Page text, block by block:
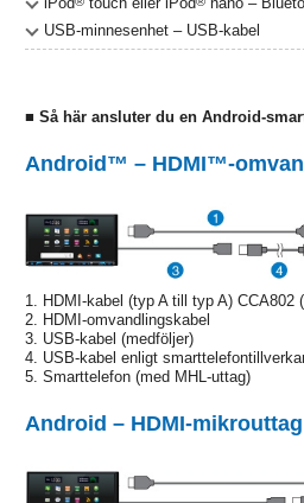
USB-minnesenhet – USB-kabel
■ Så här ansluter du en Android-
Android™ – HDMI™-
1. HDMI-kabel (typ A till typ A) CCA802
2. HDMI-omvandlingskabel
3. USB-kabel (medföljer)
4. USB-kabel enligt
5. Smarttelefon (med MHL-uttag)
Android – HDMI-